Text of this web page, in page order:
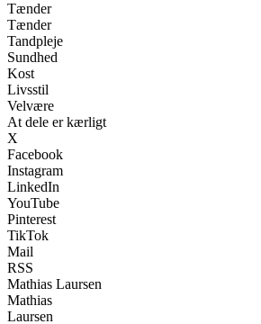
Tænder
Tænder
Tandpleje
Sundhed
Kost
Livsstil
Velvære
At dele er kærligt
X
Facebook
Instagram
LinkedIn
YouTube
Pinterest
TikTok
Mail
RSS
Mathias Laursen
Mathias
Laursen